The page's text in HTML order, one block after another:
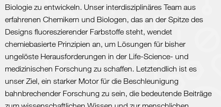
Biologie zu entwickeln. Unser interdisziplinäres Team aus
erfahrenen Chemikern und Biologen, das an der Spitze des
Designs fluoreszierender Farbstoffe steht, wendet
chemiebasierte Prinzipien an, um Lösungen für bisher
ungelöste Herausforderungen in der Life-Science- und
medizinischen Forschung zu schaffen. Letztendlich ist es
unser Ziel, ein starker Motor für die Beschleunigung
bahnbrechender Forschung zu sein, die bedeutende Beiträge